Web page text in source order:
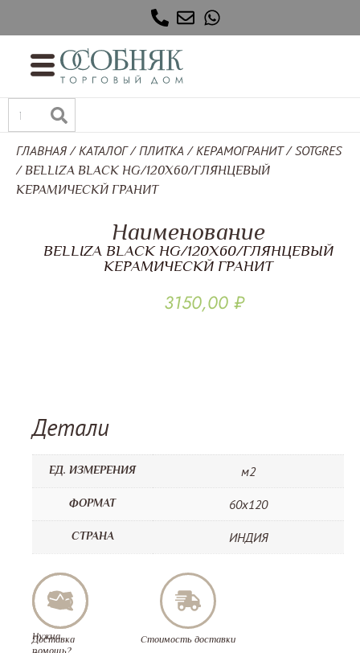
ГЛАВНАЯ /КАТАЛОГ/ПЛИТКА /КЕРАМОГРАНИТ/SOTGRES
/ BELLIZA BLACK HG/120Х60/ГЛЯНЦЕВЫЙ
КЕРАМИЧЕСКЙ ГРАНИТ
Наименование
BELLIZA BLACK HG/120Х60/ГЛЯНЦЕВЫЙ
КЕРАМИЧЕСКЙ ГРАНИТ
3150,00 ₽
Детали
ЕД. ИЗМЕРЕНИЯ м2
ФОРМАТ 60х120
СТРАНА ИНДИЯ
Нужна
Доставка Стоимость доставки